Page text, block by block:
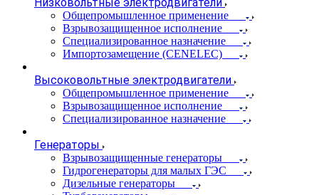
Общепромышленное применение
Взрывозащищенное исполнение
Специализированное назначение
Импортозамещение (CENELEC)
Высоковольтные электродвигатели
Общепромышленное применение
Взрывозащищенное исполнение
Специализированное назначение
Генераторы
Взрывозащищенные генераторы
Гидрогенераторы для малых ГЭС
Дизельные генераторы